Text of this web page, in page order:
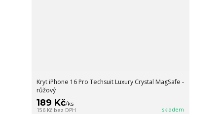
Kryt iPhone 16 Pro Techsuit Luxury Crystal MagSafe -
růžový
189 Kč/ks
156 Kč bez DPH skladem